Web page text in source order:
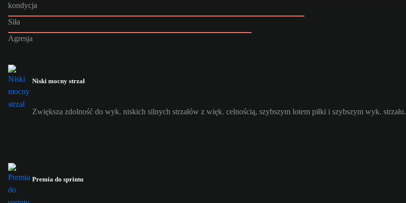
kondycja
Siła
Agresja
Niski mocny strzał
Zwiększa zdolność do wyk. niskich silnych strzałów z więk. celnością, szybszym lotem piłki i szybszym wyk. strzału.
Premia do sprintu